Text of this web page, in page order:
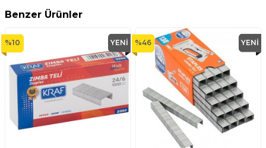
Benzer Ürünler
%10 YENI %46 YENI